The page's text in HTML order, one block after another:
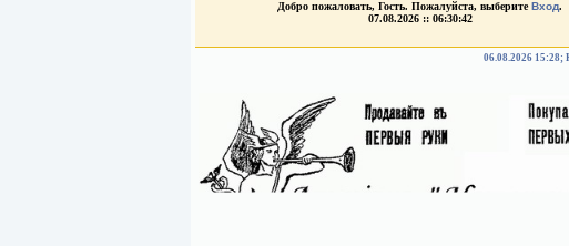
Добро пожаловать, Гость. Пожалуйста, выберитеВход.
07.08.2026 :: 06:30:42
06.08.2026